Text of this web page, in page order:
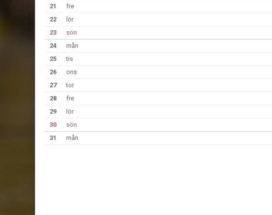
21
fre
22
lör
23
sön
24
mån
25
tis
26
ons
27
tor
28
fre
29
lör
30
sön
31 mån